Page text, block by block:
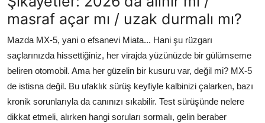
Elektrik & Akü
Klima & Konfor
Şanzıman & Aktarma
masraf açar mı / uzak durmalı mı?
Mazda MX-5, yani o efsanevi Miata... Hani şu rüzgarı
saçlarınızda hissettiğiniz, her virajda yüzünüzde bir gülümseme
beliren otomobil. Ama her güzelin bir kusuru var, değil mi? MX-5
de istisna değil. Bu ufaklık sürüş keyfiyle kalbinizi çalarken, bazı
kronik sorunlarıyla da canınızı sıkabilir. Test sürüşünde nelere
dikkat etmeli, alırken hangi soruları sormalı, gelin beraber